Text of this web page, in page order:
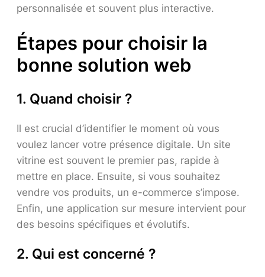
personnalisée et souvent plus interactive.
Étapes pour choisir la
bonne solution web
1. Quand choisir ?
Il est crucial d’identifier le moment où vous
voulez lancer votre présence digitale. Un site
vitrine est souvent le premier pas, rapide à
mettre en place. Ensuite, si vous souhaitez
vendre vos produits, un e-commerce s’impose.
Enfin, une application sur mesure intervient pour
des besoins spécifiques et évolutifs.
2. Qui est concerné ?